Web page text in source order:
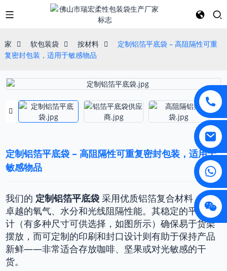
家 软包装袋 按材料
定制铝箔平底袋 – 高阻隔性可重
复密封包装，适用于敏感物品
定制铝箔平底袋 – 高阻隔性可重复密封包装，适用于
敏感物品
我们的 定制铝箔平底袋 采用优质铝箔复合材料，具有
卓越的氧气、水分和光线阻隔性能。其稳定的平底设
计（有多种尺寸可供选择，如图所示）确保易于货架
摆放，而可定制的印刷和封口设计则有助于保持产品
新鲜——非常适合存放咖啡、坚果或对光敏感的干
货。